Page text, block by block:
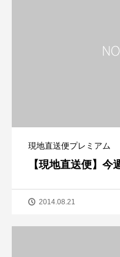
現地直送便プレミアム
【現地直送便】今
2014.08.21